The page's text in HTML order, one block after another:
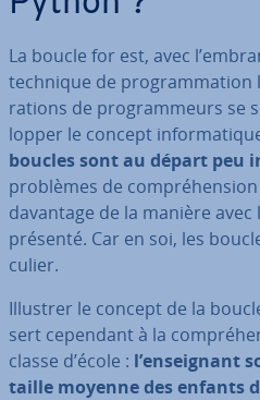
La boucle for est, avec
technique de pro­gram­ma­tion
ra­tions de pro­gram­meurs se
lop­per le concept
boucles sont au départ peu
problèmes de
davantage de la manière
présenté. Car en soi, les
cu­lier.
Illustrer le concept de la
sert cependant à la
classe d’école : l’en­seig­nant
taille moyenne des enfants